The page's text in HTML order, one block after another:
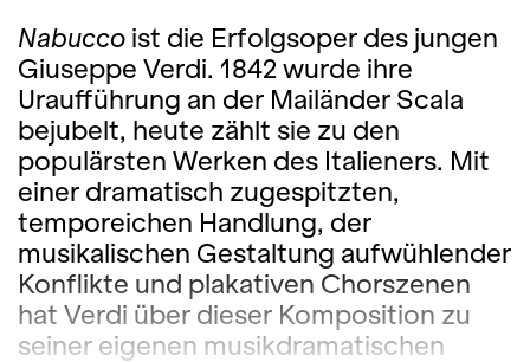
Nabucco ist die Erfolgsoper des jungen
Giuseppe Verdi. 1842 wurde ihre
Uraufführung an der Mailänder Scala
bejubelt, heute zählt sie zu den
populärsten Werken des Italieners. Mit
einer dramatisch zugespitzten,
temporeichen Handlung, der
musikalischen Gestaltung aufwühlender
Konflikte und plakativen Chorszenen
hat Verdi über dieser Komposition zu
seiner eigenen musikdramatischen